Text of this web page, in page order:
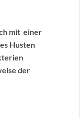
mit einer
Husten
der